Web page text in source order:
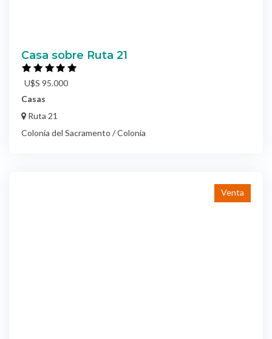
Casa sobre Ruta 21
U$S 95.000
Casas
Ruta 21
Colonia del Sacramento / Colonia
Venta